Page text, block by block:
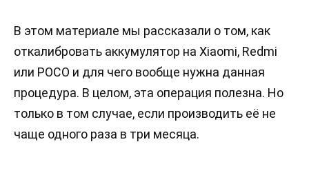
В этом материале мы рассказали о том, как
откалибровать аккумулятор на Xiaomi, Redmi
или POCO и для чего вообще нужна данная
процедура. В целом, эта операция полезна. Но
только в том случае, если производить её не
чаще одного раза в три месяца.